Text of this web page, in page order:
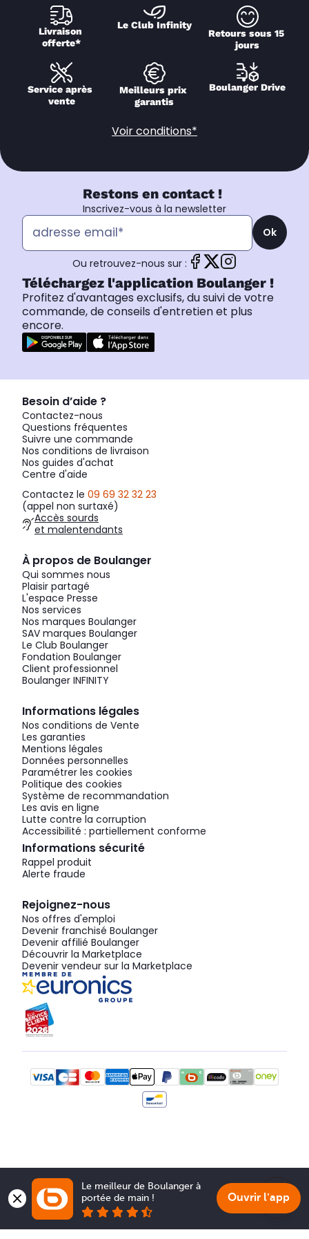
Livraison
offerte*
Le Club Infinity
Retours sous 15
jours
Service après
vente
Meilleurs prix
garantis
Boulanger Drive
Voir conditions*
Restons en contact !
Inscrivez-vous à la newsletter
Ok
Ou retrouvez-nous sur :
Téléchargez l'application Boulanger !
Profitez d'avantages exclusifs, du suivi de votre
commande, de conseils d'entretien et plus
encore.
Besoin d’aide ?
Contactez-nous
Questions fréquentes
Suivre une commande
Nos conditions de livraison
Nos guides d'achat
Centre d'aide
Contactez le 09 69 32 32 23
(appel non surtaxé)
Accès sourds
et malentendants
À propos de Boulanger
Qui sommes nous
Plaisir partagé
L'espace Presse
Nos services
Nos marques Boulanger
SAV marques Boulanger
Le Club Boulanger
Fondation Boulanger
Client professionnel
Boulanger INFINITY
Informations légales
Nos conditions de Vente
Les garanties
Mentions légales
Données personnelles
Paramétrer les cookies
Politique des cookies
Système de recommandation
Les avis en ligne
Lutte contre la corruption
Accessibilité : partiellement conforme
Informations sécurité
Rappel produit
Alerte fraude
Rejoignez-nous
Nos offres d'emploi
Devenir franchisé Boulanger
Devenir affilié Boulanger
Découvrir la Marketplace
Devenir vendeur sur la Marketplace
Le meilleur de Boulanger à
portée de main !
Ouvrir l'app